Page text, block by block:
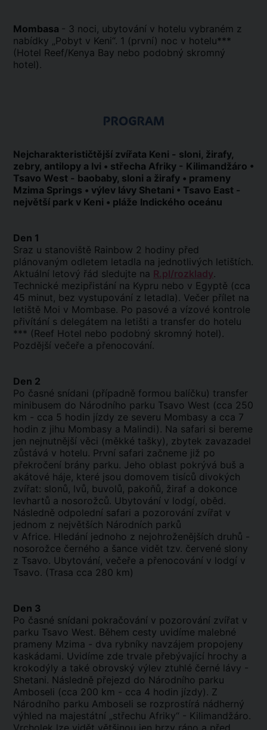
Mombasa - 3 noci, ubytování v hotelu vybraném z
nabídky „Pobyt v Keni“. 1 (první) noc v hotelu***
(Hotel Reef/Kenya Bay nebo podobný skromný
hotel).
PROGRAM
Nejcharakterističtější zvířata Keni - sloni, žirafy,
zebry, antilopy a lvi • střecha Afriky - Kilimandžáro •
Tsavo West - baobaby, sloni a žirafy • prameny
Mzima Springs • výlev lávy Shetani • Tsavo East -
největší park v Keni • pláže Indického oceánu
Den 1
Sraz u stanoviště Rainbow 2 hodiny před
plánovaným odletem letadla na jednotlivých letištích.
Aktuální letový řád sledujte na R.pl/rozklady.
Technické mezipřistání na Kypru nebo v Egyptě (cca
45 minut, bez vystupování z letadla). Večer přílet na
letiště Moi v Mombase. Po pasové a vízové kontrole
přivítání s delegátem na letišti a transfer do hotelu
*** (Reef Hotel nebo podobný skromný hotel).
Pozdější večeře a přenocování.
Den 2
Po časné snídani (případně formou balíčku) transfer
minibusem do Národního parku Tsavo West (cca 250
km - cca 5 hodin jízdy ze severu Mombasy a cca 7
hodin z jihu Mombasy a Malindi). Na safari si bereme
jen nejnutnější věci (měkké tašky), zbytek zavazadel
zůstává v hotelu. První safari začneme již po
překročení brány parku. Jeho oblast pokrývá buš a
akátové háje, které jsou domovem tisíců divokých
zvířat: slonů, lvů, buvolů, pakoňů, žiraf a dokonce
levhartů a nosorožců. Ubytování v lodgí, oběd.
Následně odpolední safari a pozorování zvířat v
jednom z největších Národních parků
v Africe. Hledání jednoho z nejohroženějších druhů -
nosorožce černého a šance vidět tzv. červené slony
z Tsavo. Ubytování, večeře a přenocování v lodgí v
Tsavo. (Trasa cca 280 km)
Den 3
Po časné snídani pokračování v pozorování zvířat v
parku Tsavo West. Během cesty uvidíme malebné
prameny Mzima - dva rybníky navzájem propojeny
kaskádami. Uvidíme zde trvale přebývající hrochy a
krokodýly a také obrovský výlev ztuhlé černé lávy -
Shetani. Následně přejezd do Národního parku
Amboseli (cca 200 km - cca 4 hodin jízdy). Z
Národního parku Amboseli se rozprostírá nádherný
výhled na majestátní „střechu Afriky“ - Kilimandžáro.
Vrcholek lze vidět většinou jen brzy ráno a před